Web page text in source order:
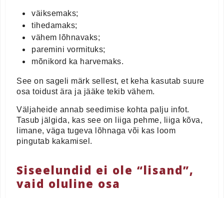
väiksemaks;
tihedamaks;
vähem lõhnavaks;
paremini vormituks;
mõnikord ka harvemaks.
See on sageli märk sellest, et keha kasutab suure
osa toidust ära ja jääke tekib vähem.
Väljaheide annab seedimise kohta palju infot.
Tasub jälgida, kas see on liiga pehme, liiga kõva,
limane, väga tugeva lõhnaga või kas loom
pingutab kakamisel.
Siseelundid ei ole “lisand”,
vaid oluline osa